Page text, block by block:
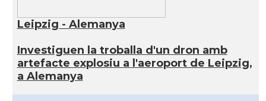
Leipzig - Alemanya
Investiguen la troballa d'un dron amb
artefacte explosiu a l'aeroport de Leipzig,
a Alemanya